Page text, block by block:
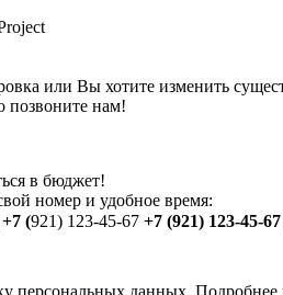
или Вы хотите изменить
позвоните нам!
в бюджет!
номер и удобное время:
+7 (921) 123-45-67 +7 (921) 123-45-67
персональных данных. Подробнее